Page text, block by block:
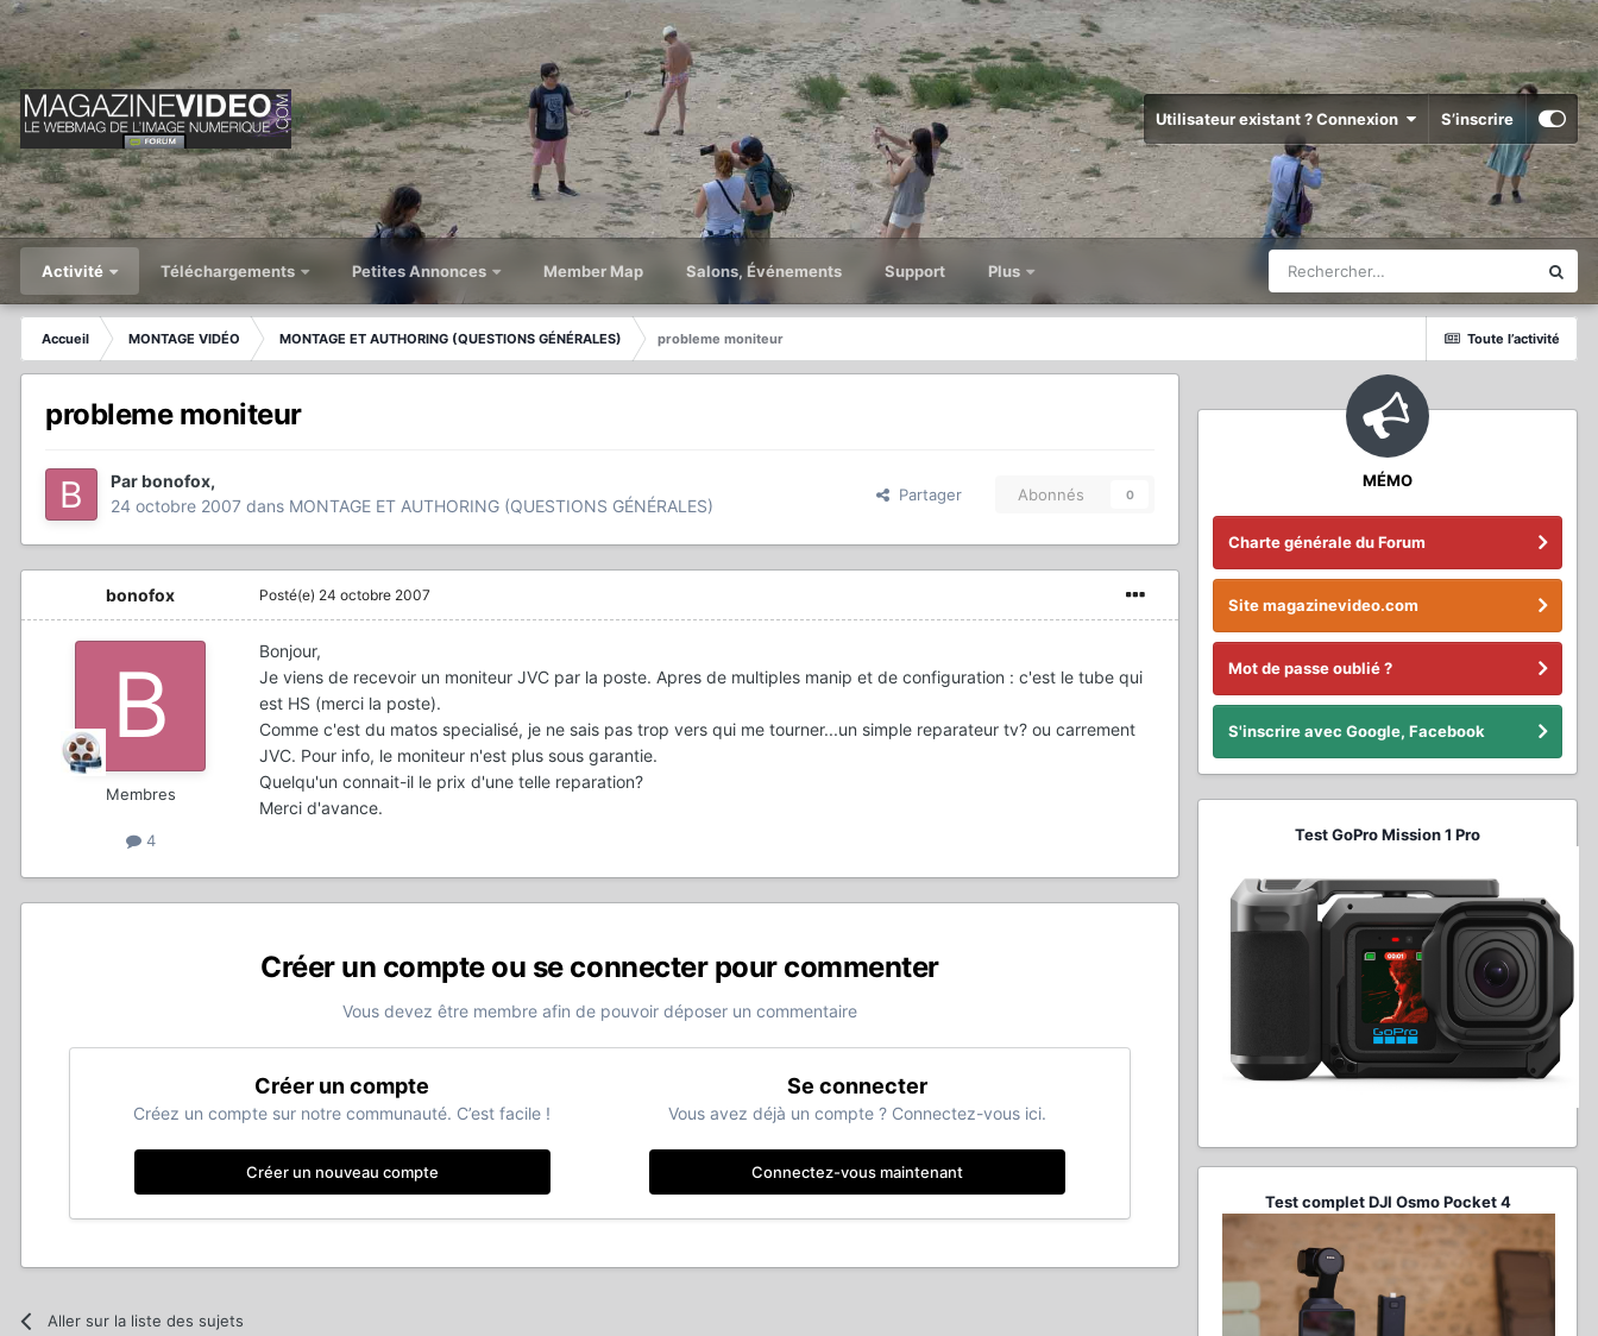
Utilisateur existant ? Connexion S’inscrire
Activité Téléchargements Petites Annonces Member Map Salons, Événements Support Plus
Toute l’activité
Accueil MONTAGE VIDÉO MONTAGE ET AUTHORING (QUESTIONS GÉNÉRALES) probleme moniteur
probleme moniteur
Parbonofox,
24 octobre 2007 dans MONTAGE ET AUTHORING (QUESTIONS GÉNÉRALES)
Partager Abonnés 0
bonofox
Membres
4
Posté(e) 24 octobre 2007
Bonjour,
Je viens de recevoir un moniteur JVC par la poste. Apres de multiples manip et de configuration : c'est le tube qui
est HS (merci la poste).
Comme c'est du matos specialisé, je ne sais pas trop vers qui me tourner...un simple reparateur tv? ou carrement
JVC. Pour info, le moniteur n'est plus sous garantie.
Quelqu'un connait-il le prix d'une telle reparation?
Merci d'avance.
Créer un compte ou se connecter pour commenter
Vous devez être membre afin de pouvoir déposer un commentaire
Créer un compte
Créez un compte sur notre communauté. C’est facile !
Créer un nouveau compte
Se connecter
Vous avez déjà un compte ? Connectez-vous ici.
Connectez-vous maintenant
Aller sur la liste des sujets
MÉMO
Charte générale du Forum
Site magazinevideo.com
Mot de passe oublié ?
S'inscrire avec Google, Facebook
Test GoPro Mission 1 Pro
Test complet DJI Osmo Pocket 4